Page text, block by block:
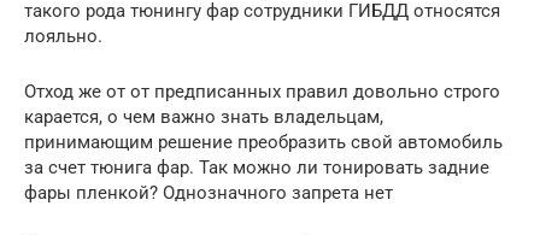
такого рода тюнингу фар сотрудники ГИБДД относятся
лояльно.
Отход же от от предписанных правил довольно строго
карается, о чем важно знать владельцам,
принимающим решение преобразить свой автомобиль
за счет тюнига фар. Так можно ли тонировать задние
фары пленкой? Однозначного запрета нет